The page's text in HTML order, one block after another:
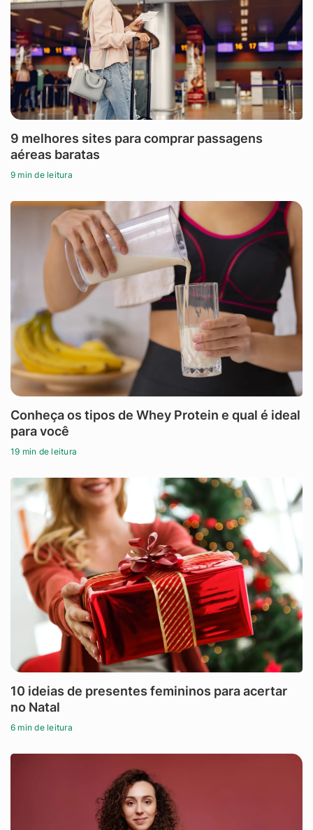
9 melhores sites para comprar passagens
aéreas baratas
9 min de leitura
Conheça os tipos de Whey Protein e qual é ideal
para você
19 min de leitura
10 ideias de presentes femininos para acertar
no Natal
6 min de leitura